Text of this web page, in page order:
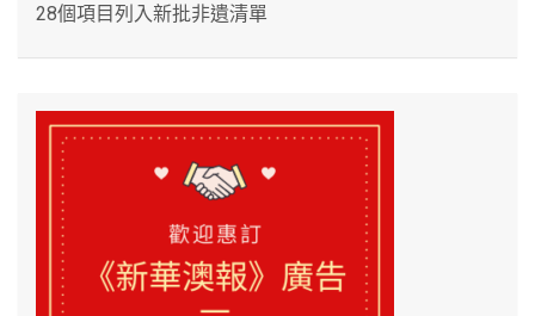
28個項目列入新批非遺清單